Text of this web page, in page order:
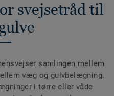
svejsetråd til
samlingen mellem
væg og gulvbelægning.
i tørre eller våde